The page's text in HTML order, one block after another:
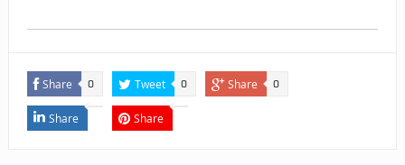
Share 0 Tweet 0 Share 0
Share Share